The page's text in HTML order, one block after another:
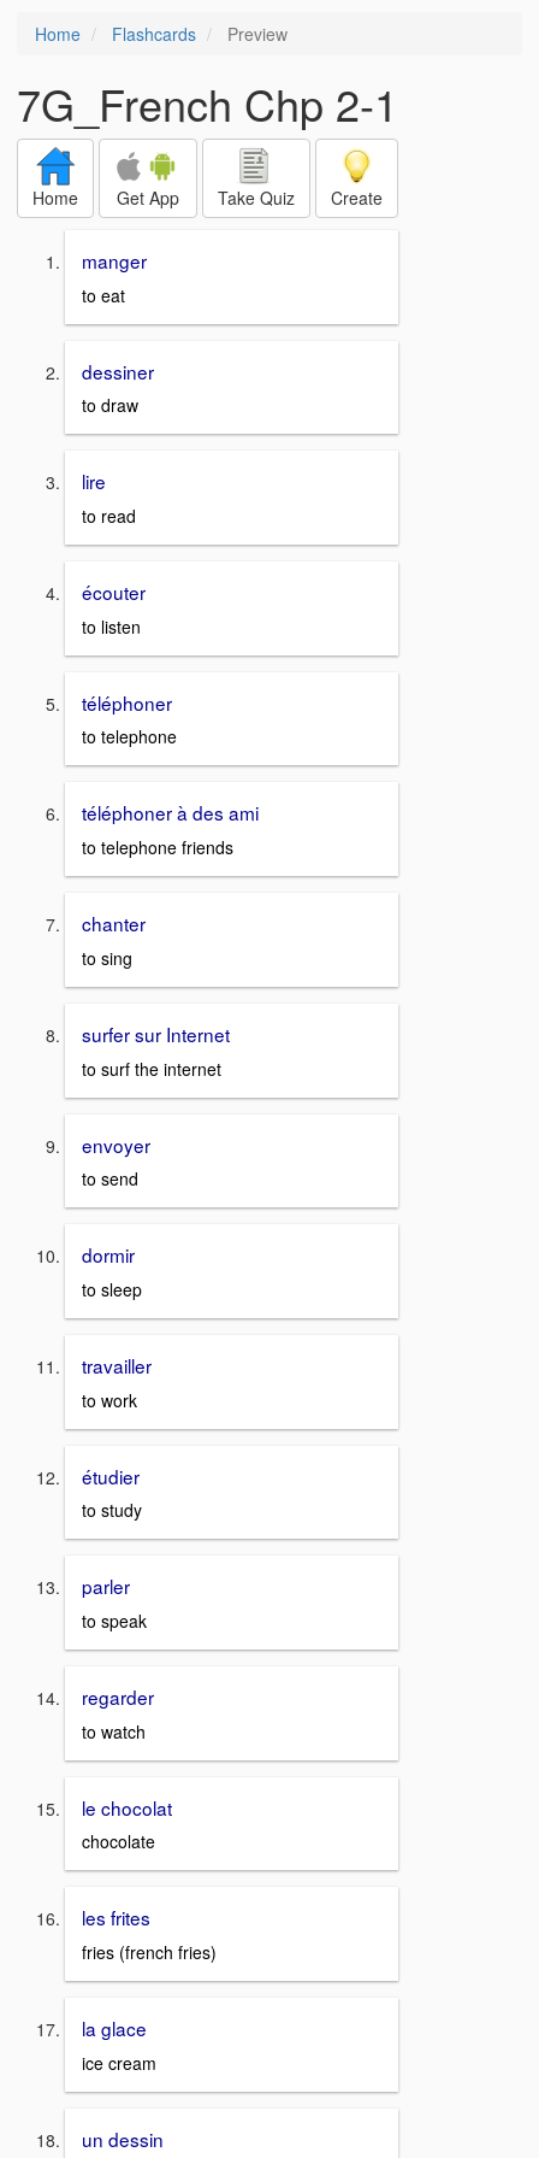
Home Flashcards Preview
7G_French Chp 2-1
Home Get App Take Quiz Create
manger
to eat
dessiner
to draw
lire
to read
écouter
to listen
téléphoner
to telephone
téléphoner à des ami
to telephone friends
chanter
to sing
surfer sur Internet
to surf the internet
envoyer
to send
dormir
to sleep
travailler
to work
étudier
to study
parler
to speak
regarder
to watch
le chocolat
chocolate
les frites
fries (french fries)
la glace
ice cream
un dessin